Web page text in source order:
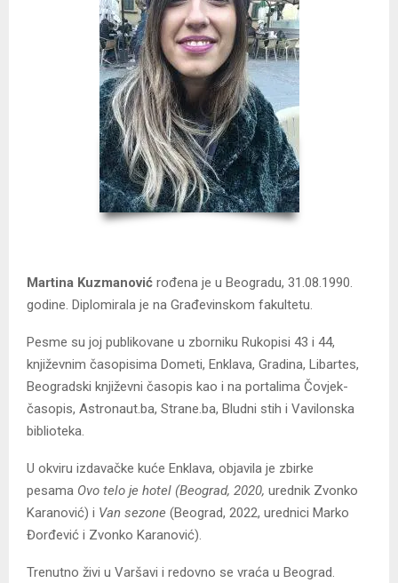
Martina Kuzmanović rođena je u Beogradu, 31.08.1990.
godine. Diplomirala je na Građevinskom fakultetu.
Pesme su joj publikovane u zborniku Rukopisi 43 i 44,
književnim časopisima Dometi, Enklava, Gradina, Libartes,
Beogradski književni časopis kao i na portalima Čovjek-
časopis, Astronaut.ba, Strane.ba, Bludni stih i Vavilonska
biblioteka.
U okviru izdavačke kuće Enklava, objavila je zbirke
pesama Ovo telo je hotel (Beograd, 2020, urednik Zvonko
Karanović) i Van sezone (Beograd, 2022, urednici Marko
Đorđević i Zvonko Karanović).
Trenutno živi u Varšavi i redovno se vraća u Beograd.